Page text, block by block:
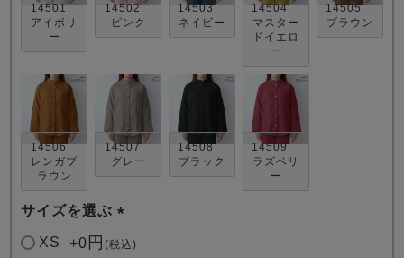
売れ筋ランキング
新着商品
- New Arrival -
すべてのデザインのパジャマ一覧はこちら
14501
アイボリ
ー
14502
ピンク
14503
ネイビー
14504
マスター
ドイエロ
ー
14505
ブラウン
14506
レンガブ
ラウン
14507
グレー
14508
ブラック
14509
ラズベリ
ー
サイズを選ぶ
(
XS +0 税込